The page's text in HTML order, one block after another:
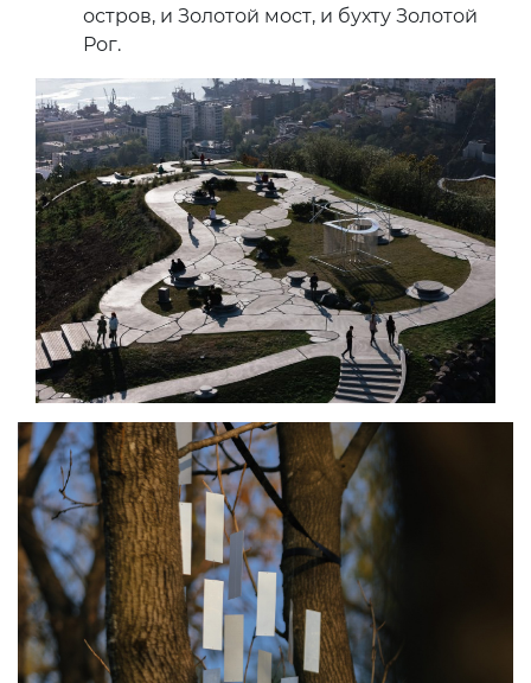
остров, и Золотой мост, и бухту Золотой
Рог.